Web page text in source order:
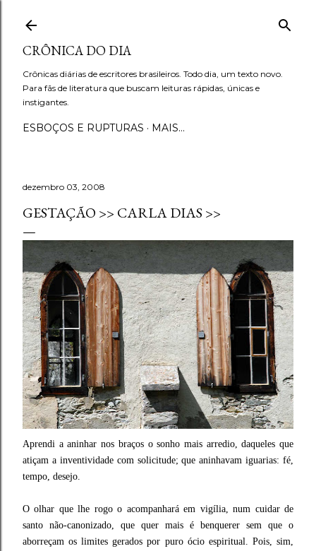
CRÔNICA DO DIA
Crônicas diárias de escritores brasileiros. Todo dia, um texto novo.
Para fãs de literatura que buscam leituras rápidas, únicas e
instigantes.
ESBOÇOS E RUPTURAS MAIS…
dezembro 03, 2008
GESTAÇÃO >> CARLA DIAS >>
Aprendi a aninhar nos braços o sonho mais arredio, daqueles que
atiçam a inventividade com solicitude; que aninhavam iguarias: fé,
tempo, desejo.
O olhar que lhe rogo o acompanhará em vigília, num cuidar de
santo não-canonizado, que quer mais é benquerer sem que o
aborreçam os limites gerados por puro ócio espiritual. Pois, sim,